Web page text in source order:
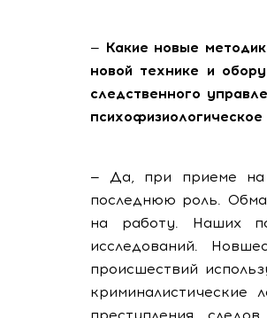
— Какие новые
новой технике и
следственного
— Да, при приеме на
последнюю роль.
на работу. Наших
исследований.
происшествий